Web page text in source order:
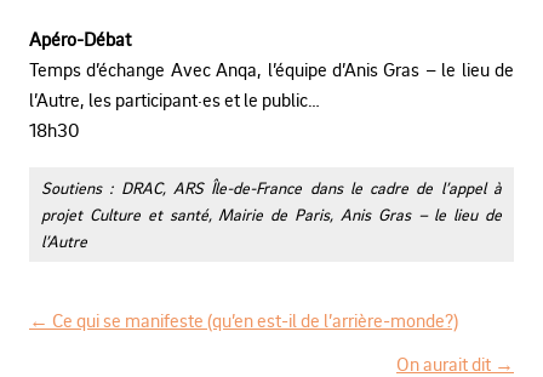
Apéro-Débat
Temps d’échange Avec Anqa, l’équipe d’Anis Gras – le lieu de
l’Autre, les participant·es et le public…
18h30
Soutiens : DRAC, ARS Île-de-France dans le cadre de l’appel à
projet Culture et santé, Mairie de Paris, Anis Gras – le lieu de
l’Autre
← Ce qui se manifeste (qu’en est-il de l’arrière-monde?)
On aurait dit →